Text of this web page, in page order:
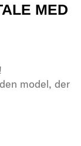
MED
model, der